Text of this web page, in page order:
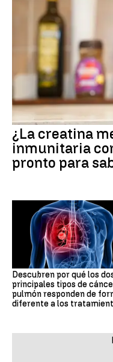
¿La creatina
inmunitaria
pronto para
Descubren por qué los
principales tipos de
pulmón responden de
diferente a los